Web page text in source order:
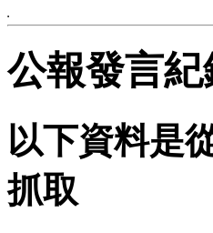
公報發言紀
以下資料是
抓取